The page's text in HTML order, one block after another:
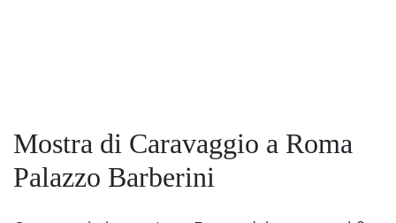
Mostra di Caravaggio a Roma
Palazzo Barberini